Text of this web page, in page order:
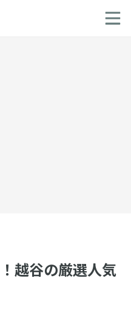
越谷の厳選人気